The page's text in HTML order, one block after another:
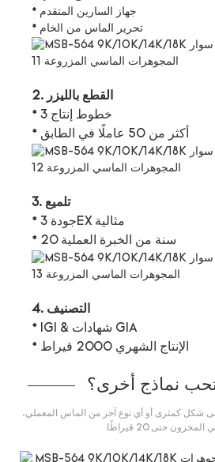
* جهاز السارين المتقدم
* تحرير الماس من الخام
2. القطع بالليزر
* 3 خطوط إنتاج
* أكثر من 50 عاملًا في الطابق
3. تلميع
* جودة 3EX مثالية
* 20 سنة من الخبرة العملية
4. التصنيف
* IGI & شهادات GIA
* الإنتاج الشهري 2000 قيراط
نماذج أخرى؟
شكل كمثرى أو أي نوع آخر من الماس المعملي،